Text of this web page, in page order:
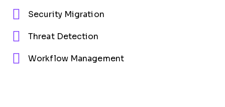
Security Migration
Threat Detection
Workflow Management